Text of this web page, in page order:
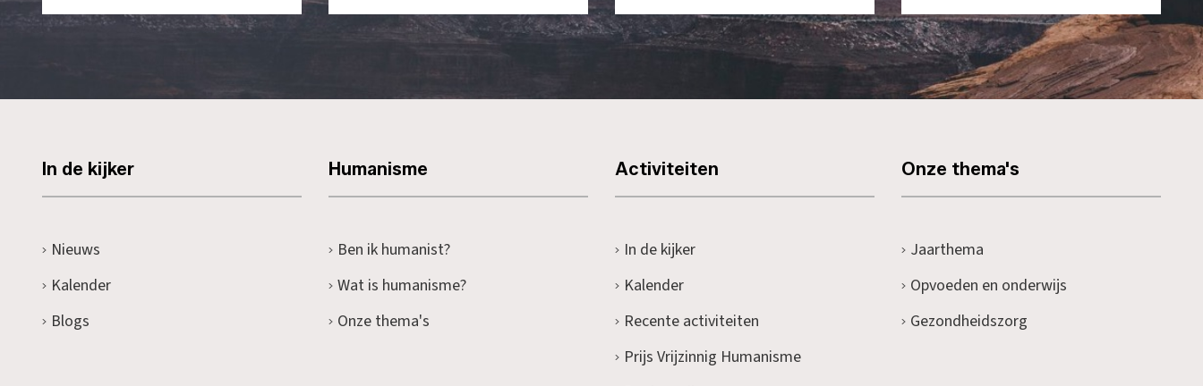
In de kijker
Nieuws
Kalender
Blogs
Humanisme
Ben ik humanist?
Wat is humanisme?
Onze thema's
Activiteiten
In de kijker
Kalender
Recente activiteiten
Prijs Vrijzinnig Humanisme
Onze thema's
Jaarthema
Opvoeden en onderwijs
Gezondheidszorg